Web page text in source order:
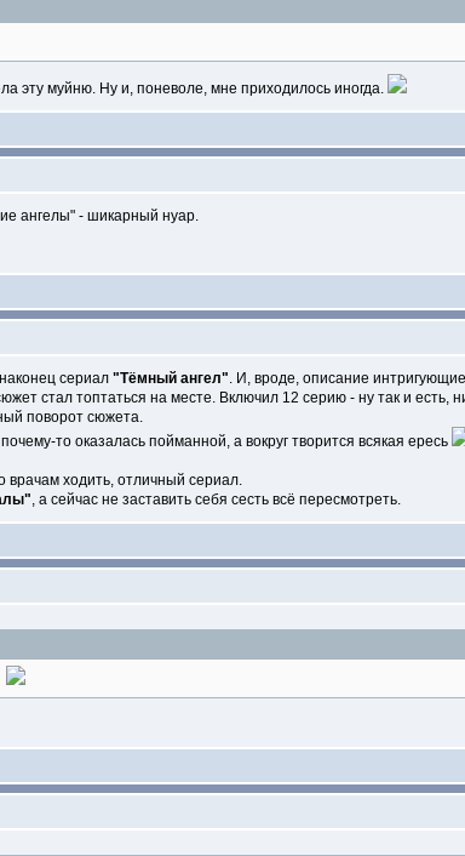
эту муйню. Ну и, поневоле, мне приходилось иногда.
ангелы" - шикарный нуар.
сериал "Тёмный ангел". И, вроде, описание
стал топтаться на месте. Включил 12 серию - ну так и
поворот сюжета.
то оказалась пойманной, а вокруг творится всякая ересь
врачам ходить, отличный сериал.
, а сейчас не заставить себя сесть всё пересмотреть.